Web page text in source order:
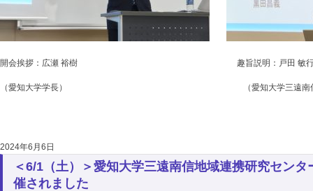
開会挨拶：広瀬 裕樹 趣旨説明：戸田 敏
（愛知大学学長） （愛知大学三遠南信地域連携
2024年6月6日
＜6/1（土）＞愛知大学三遠南信地域連携研究セン
催されました